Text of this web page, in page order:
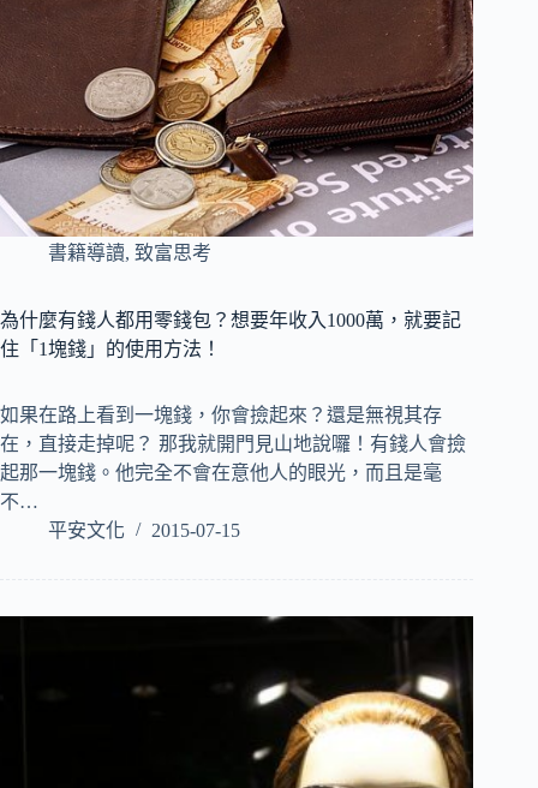
書籍導讀, 致富思考
為什麼有錢人都用零錢包？想要年收入1000萬，就要記
住「1塊錢」的使用方法！
如果在路上看到一塊錢，你會撿起來？還是無視其存
在，直接走掉呢？ 那我就開門見山地說囉！有錢人會撿
起那一塊錢。他完全不會在意他人的眼光，而且是毫
不…
平安文化
2015-07-15